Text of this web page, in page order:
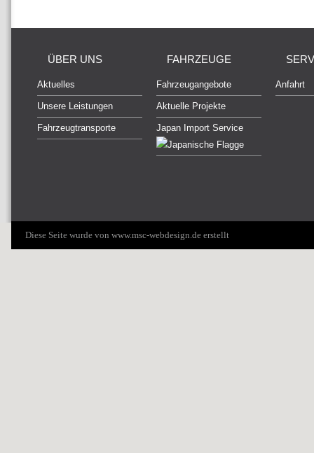
ÜBER UNS
Aktuelles
Unsere Leistungen
Fahrzeugtransporte
FAHRZEUGE
Fahrzeugangebote
Aktuelle Projekte
Japan Import Service
Anfahrt
Diese Seite wurde von www.msc-webdesign.de erstellt